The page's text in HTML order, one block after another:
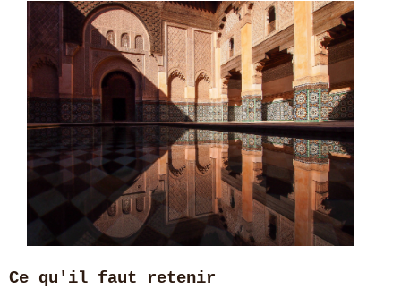
Ce qu'il faut retenir